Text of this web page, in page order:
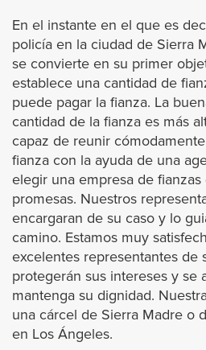
Carson
Claremont
Cerritos
Covina
Commerce
Compton
Cudahy
Culver City
En el instante en el que es
policía en la ciudad de Sierra
se convierte en su primer
establece una cantidad de
puede pagar la fianza. La
cantidad de la fianza es más
capaz de reunir
fianza con la ayuda de una
elegir una empresa de
promesas. Nuestros
encargaran de su caso y lo
camino. Estamos muy
excelentes representantes de
protegerán sus intereses y se
mantenga su dignidad.
una cárcel de Sierra Madre o
en Los Ángeles.